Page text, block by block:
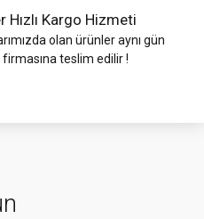
Hızlı Kargo Hizmeti
olan ürünler aynı gün
firmasına teslim edilir !